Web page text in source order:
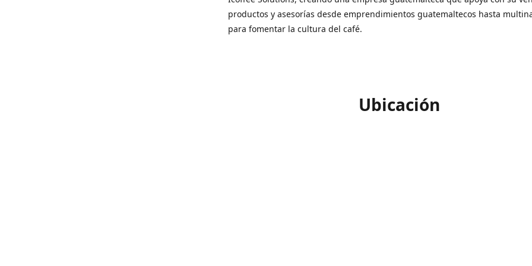
productos y asesorías desde emprendimientos guatemaltecos hasta
para fomentar la cultura del café.
Ubicación